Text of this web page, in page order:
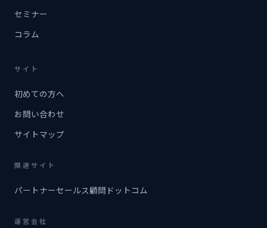
セミナー
コラム
サイト
初めての方へ
お問い合わせ
サイトマップ
関連サイト
パートナーセールス顧問ドットコム
運営会社